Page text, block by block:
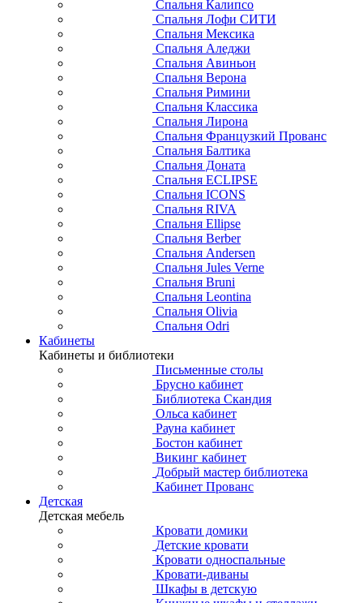
Спальня Калипсо
Спальня Лофи СИТИ
Спальня Мексика
Спальня Аледжи
Спальня Авиньон
Спальня Верона
Спальня Римини
Спальня Классика
Спальня Лирона
Спальня Французкий Прованс
Спальня Балтика
Спальня Доната
Спальня ECLIPSE
Спальня ICONS
Спальня RIVA
Спальня Ellipse
Спальня Berber
Спальня Andersen
Спальня Jules Verne
Спальня Bruni
Спальня Leontina
Спальня Olivia
Спальня Odri
Кабинеты
Кабинеты и библиотеки
Письменные столы
Брусно кабинет
Библиотека Скандия
Ольса кабинет
Рауна кабинет
Бостон кабинет
Викинг кабинет
Добрый мастер библиотека
Кабинет Прованс
Детская
Детская мебель
Кровати домики
Детские кровати
Кровати односпальные
Кровати-диваны
Шкафы в детскую